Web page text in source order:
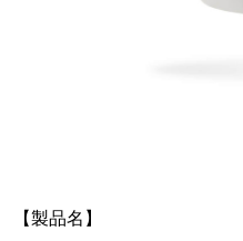
【製品名】